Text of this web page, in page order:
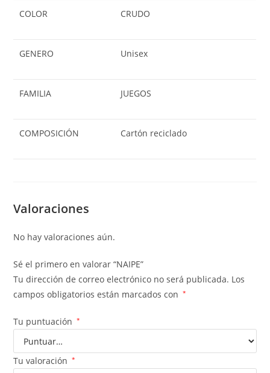
COLOR CRUDO
GENERO Unisex
FAMILIA JUEGOS
COMPOSICIÓN Cartón reciclado
Valoraciones
No hay valoraciones aún.
Sé el primero en valorar “NAIPE”
Tu dirección de correo electrónico no será publicada. Los
campos obligatorios están marcados con
*
Tu puntuación *
Tu valoración *